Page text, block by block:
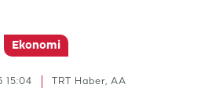
Ekonomi
TRT Haber, AA
15:04